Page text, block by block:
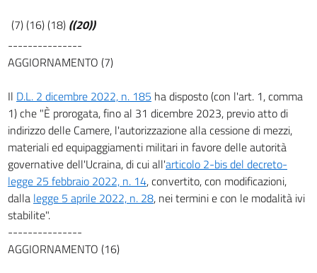
(7) (16) (18) ((20))
---------------
AGGIORNAMENTO (7)
Il D.L. 2 dicembre 2022, n. 185 ha disposto (con l'art. 1, comma
1) che "È prorogata, fino al 31 dicembre 2023, previo atto di
indirizzo delle Camere, l'autorizzazione alla cessione di mezzi,
materiali ed equipaggiamenti militari in favore delle autorità
governative dell'Ucraina, di cui all'articolo 2-bis del decreto-
legge 25 febbraio 2022, n. 14, convertito, con modificazioni,
dalla legge 5 aprile 2022, n. 28, nei termini e con le modalità ivi
stabilite".
---------------
AGGIORNAMENTO (16)